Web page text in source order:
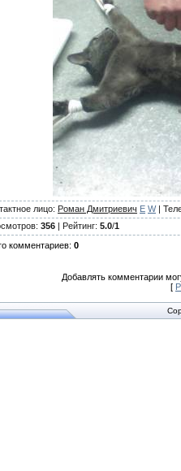
лицо: Роман Дмитриевич E W|
: 356 | Рейтинг: 5.0/1
комментариев: 0
Добавлять комментарии
[